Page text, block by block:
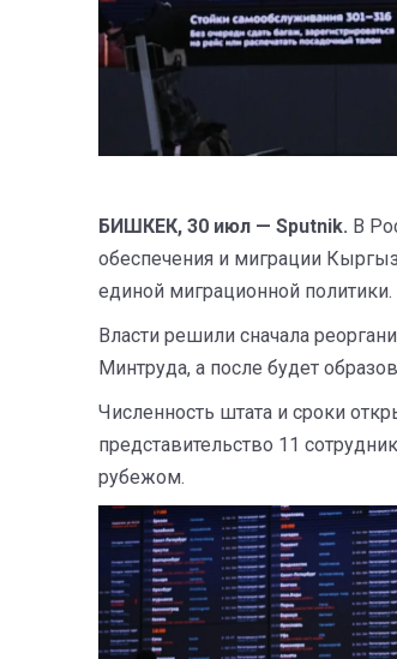
БИШКЕК, 30 июл — Sputnik. В
обеспечения и миграции
единой миграционной политики.
Власти решили сначала
Минтруда, а после будет
Численность штата и сроки
представительство 11
рубежом.